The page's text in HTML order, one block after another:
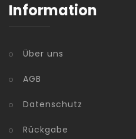
Information
Über uns
AGB
Datenschutz
Rückgabe